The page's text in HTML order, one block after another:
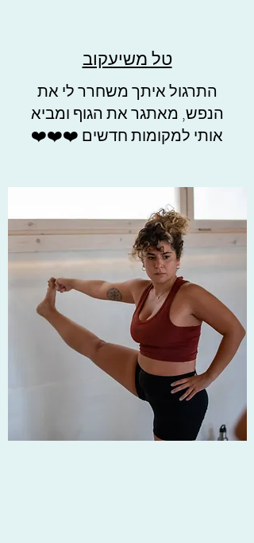
התרגול איתך משחרר לי את
הנפש, מאתגר את הגוף ומביא
אותי למקומות חדשים ❤️❤️❤️
טל משיעקוב